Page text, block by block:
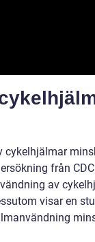
cykelhjälmar
från CDC
av
visar en